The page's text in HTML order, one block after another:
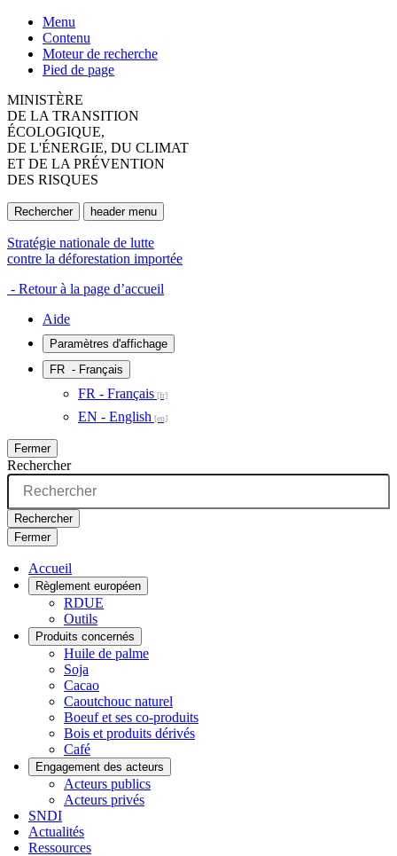
Menu
Contenu
Moteur de recherche
Pied de page
MINISTÈRE
DE LA TRANSITION
ÉCOLOGIQUE,
DE L'ÉNERGIE, DU CLIMAT
ET DE LA PRÉVENTION
DES RISQUES
Rechercher header menu
Stratégie nationale de lutte
contre la déforestation importée
- Retour à la page d’accueil
Aide
Paramètres d'affichage
FR - Français
FR - Français
EN - English
Fermer
Rechercher
Rechercher
Fermer
Accueil
Règlement européen
RDUE
Outils
Produits concernés
Huile de palme
Soja
Cacao
Caoutchouc naturel
Boeuf et ses co-produits
Bois et produits dérivés
Café
Engagement des acteurs
Acteurs publics
Acteurs privés
SNDI
Actualités
Ressources